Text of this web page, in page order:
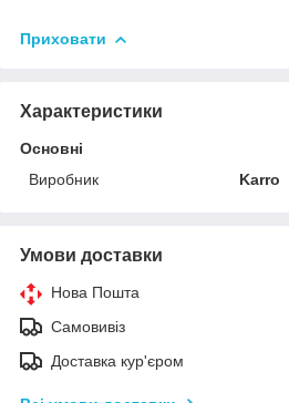
Приховати
Характеристики
Основні
Виробник
Karro
Умови доставки
Нова Пошта
Самовивіз
Доставка кур'єром